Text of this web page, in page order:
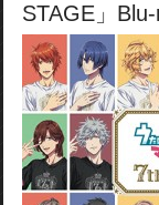
STAGE」